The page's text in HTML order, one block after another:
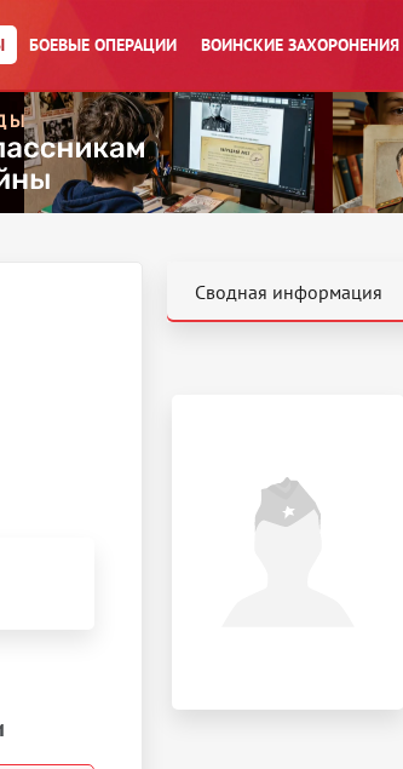
БОЕВЫЕ ОПЕРАЦИИ ВОИНСКИЕ ЗАХОРОНЕНИЯ
Сводная информация